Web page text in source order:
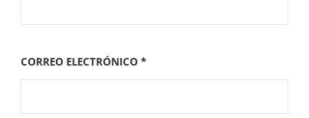
CORREO ELECTRÓNICO *